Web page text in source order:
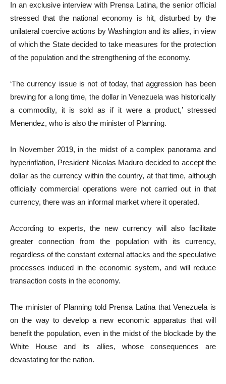
In an exclusive interview with Prensa Latina, the senior official
stressed that the national economy is hit, disturbed by the
unilateral coercive actions by Washington and its allies, in view
of which the State decided to take measures for the protection
of the population and the strengthening of the economy.
‘The currency issue is not of today, that aggression has been
brewing for a long time, the dollar in Venezuela was historically
a commodity, it is sold as if it were a product,’ stressed
Menendez, who is also the minister of Planning.
In November 2019, in the midst of a complex panorama and
hyperinflation, President Nicolas Maduro decided to accept the
dollar as the currency within the country, at that time, although
officially commercial operations were not carried out in that
currency, there was an informal market where it operated.
According to experts, the new currency will also facilitate
greater connection from the population with its currency,
regardless of the constant external attacks and the speculative
processes induced in the economic system, and will reduce
transaction costs in the economy.
The minister of Planning told Prensa Latina that Venezuela is
on the way to develop a new economic apparatus that will
benefit the population, even in the midst of the blockade by the
White House and its allies, whose consequences are
devastating for the nation.